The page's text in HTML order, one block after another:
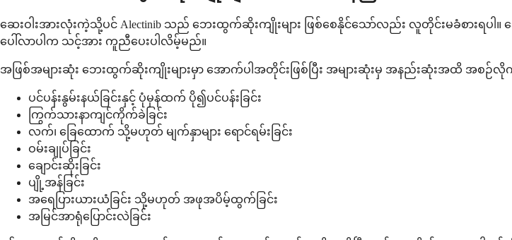
ဆေးဝါးအားလုံးကဲ့သို့ပင် Alectinib သည် ဘေးထွက်ဆိုးကျိုးများ ဖြစ်စေနိုင်သော်လည်း လူတိုင်းမခံစားရပါ
ပေါ်လာပါက သင့်အား ကူညီပေးပါလိမ့်မည်။
အဖြစ်အများဆုံး ဘေးထွက်ဆိုးကျိုးများမှာ အောက်ပါအတိုင်းဖြစ်ပြီး အများဆုံးမှ အနည်းဆုံးအထိ အစဉ်လို
ပင်ပန်းနွမ်းနယ်ခြင်းနှင့် ပုံမှန်ထက် ပို၍ပင်ပန်းခြင်း
ကြွက်သားနာကျင်ကိုက်ခဲခြင်း
လက်၊ ခြေထောက် သို့မဟုတ် မျက်နှာများ ရောင်ရမ်းခြင်း
ဝမ်းချုပ်ခြင်း
ချောင်းဆိုးခြင်း
ပျို့အန်ခြင်း
အရေပြားယားယံခြင်း သို့မဟုတ် အဖုအပိမ့်ထွက်ခြင်း
အမြင်အာရုံပြောင်းလဲခြင်း